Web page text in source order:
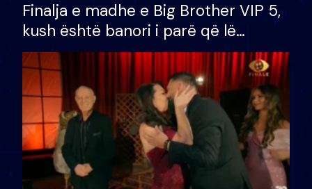
Finalja e madhe e Big Brother VIP 5,
kush është banori i parë që lë
shtëpinë dhe humb mundësinë për
të fituar çmimin e madh